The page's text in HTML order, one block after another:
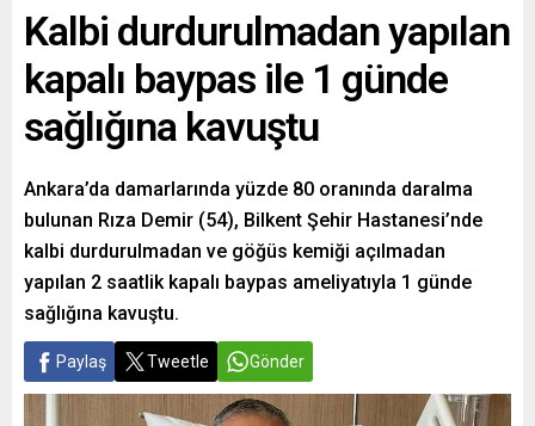
Kalbi durdurulmadan yapılan
kapalı baypas ile 1 günde
sağlığına kavuştu
Ankara’da damarlarında yüzde 80 oranında daralma
bulunan Rıza Demir (54), Bilkent Şehir Hastanesi’nde
kalbi durdurulmadan ve göğüs kemiği açılmadan
yapılan 2 saatlik kapalı baypas ameliyatıyla 1 günde
sağlığına kavuştu.
Paylaş Tweetle Gönder